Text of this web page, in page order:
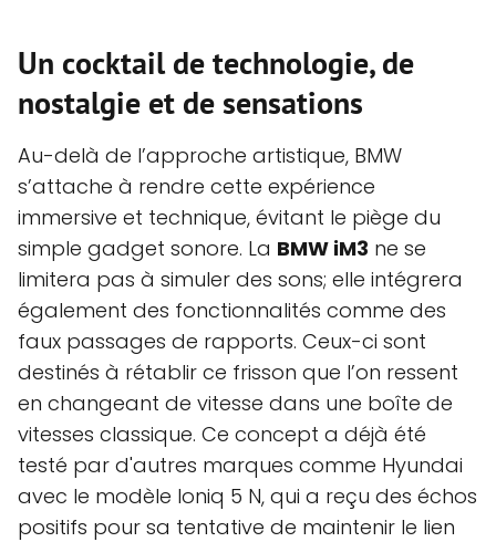
Un cocktail de technologie, de
nostalgie et de sensations
Au-delà de l’approche artistique, BMW
s’attache à rendre cette expérience
immersive et technique, évitant le piège du
simple gadget sonore. La BMW iM3 ne se
limitera pas à simuler des sons; elle intégrera
également des fonctionnalités comme des
faux passages de rapports. Ceux-ci sont
destinés à rétablir ce frisson que l’on ressent
en changeant de vitesse dans une boîte de
vitesses classique. Ce concept a déjà été
testé par d'autres marques comme Hyundai
avec le modèle Ioniq 5 N, qui a reçu des échos
positifs pour sa tentative de maintenir le lien